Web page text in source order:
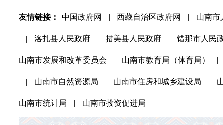
友情链接： 中国政府网 | 西藏自治区政府网 | 山南市
| 洛扎县人民政府 | 措美县人民政府 | 错那市人民
山南市发展和改革委员会 | 山南市教育局（体育局） |
| 山南市自然资源局 | 山南市住房和城乡建设局 |
山南市统计局 | 山南市投资促进局